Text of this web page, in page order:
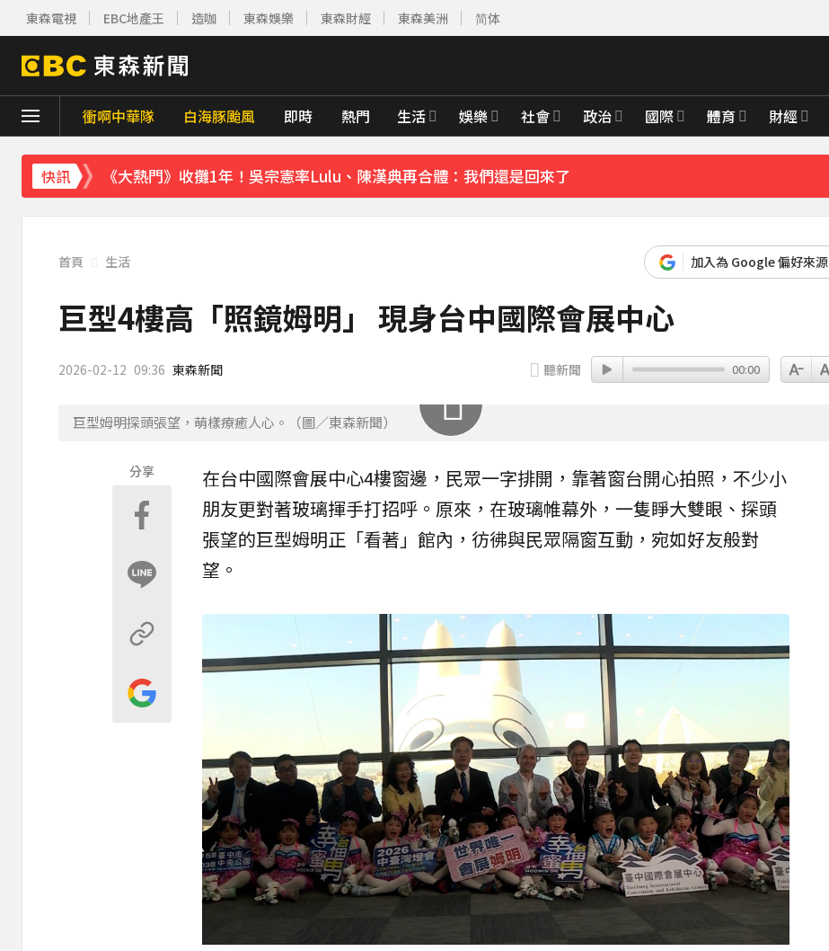
東森電視 EBC地產王 造咖 東森娛樂 東森財經 東森美洲 简体
衝啊中華隊 白海豚颱風 即時 熱門 生活 娛樂 社會 政治 國際 體育 財經
快訊
遭前夫割頸脅迫！「兇版李毓芬」陷養套殺慘賠2000萬 2度遇感情詐騙
停更1個月全面復工！蔡阿嘎甩抄襲爭議「開拍新企劃」二伯IG也更新
天后御用化妝師陳聆薇病逝！張韶涵返台送別首發聲：依舊無法相信
《大熱門》收攤1年！吳宗憲率Lulu、陳漢典再合體：我們還是回來了
下載東森App，隨時掌握天下大小事！
首頁 生活 加入為 Google 偏好來源
巨型4樓高「照鏡姆明」 現身台中國際會展中心
2026-02-12 09:36 東森新聞 聽新聞 00:00
巨型姆明探頭張望，萌樣療癒人心。（圖／東森新聞）
分享 在台中國際會展中心4樓窗邊，民眾一字排開，靠著窗台開心拍照，不少小
朋友更對著玻璃揮手打招呼。原來，在玻璃帷幕外，一隻睜大雙眼、探頭
張望的巨型姆明正「看著」館內，彷彿與民眾隔窗互動，宛如好友般對
望。